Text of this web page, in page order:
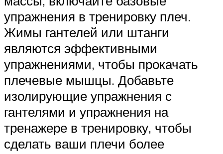
упражнения в тренировку плеч.
Жимы гантелей или штанги
являются эффективными
упражнениями, чтобы прокачать
плечевые мышцы. Добавьте
изолирующие упражнения с
гантелями и упражнения на
тренажере в тренировку, чтобы
сделать ваши плечи более